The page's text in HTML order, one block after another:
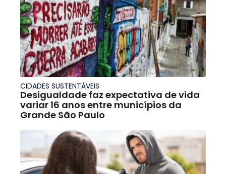
CIDADES SUSTENTÁVEIS
Desigualdade faz expectativa de vida
variar 16 anos entre municípios da
Grande São Paulo